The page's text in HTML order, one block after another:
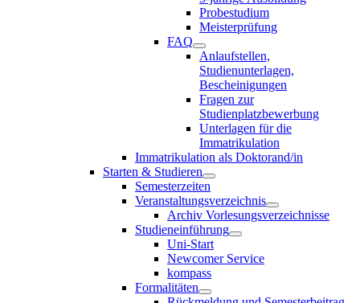
Probestudium
Meisterprüfung
FAQ
Anlaufstellen,
Studienunterlagen,
Bescheinigungen
Fragen zur
Studienplatzbewerbung
Unterlagen für die
Immatrikulation
Immatrikulation als Doktorand/in
Starten & Studieren
Semesterzeiten
Veranstaltungsverzeichnis
Archiv Vorlesungsverzeichnisse
Studieneinführung
Uni-Start
Newcomer Service
kompass
Formalitäten